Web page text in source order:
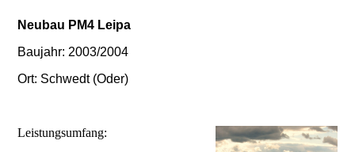
Neubau PM4 Leipa
Baujahr: 2003/2004
Ort: Schwedt (Oder)
Leistungsumfang: